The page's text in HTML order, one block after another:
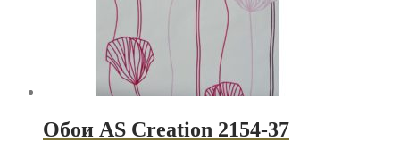
Обои AS Creation 2154-37